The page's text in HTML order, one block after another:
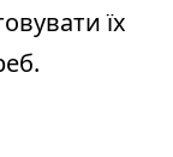
їх